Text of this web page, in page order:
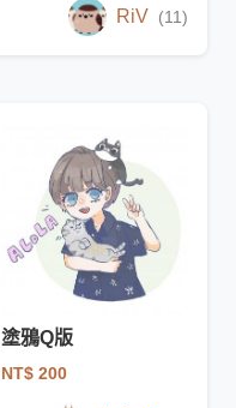
RiV (11)
塗鴉Q版
NT$ 200